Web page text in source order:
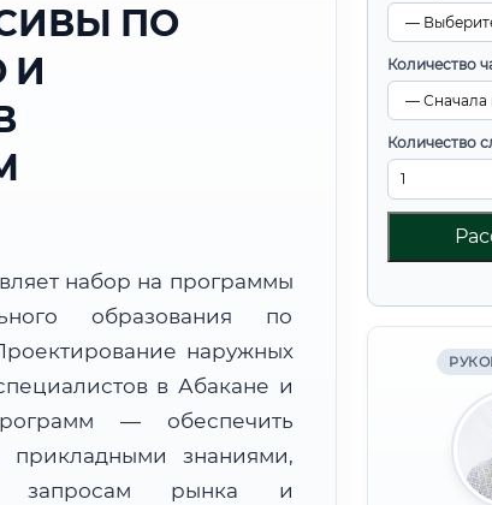
Количество
Количество
ПО
И
набор на программы
образования по
наружных
в Абакане и
— обеспечить
прикладными знаниями,
запросам рынка и